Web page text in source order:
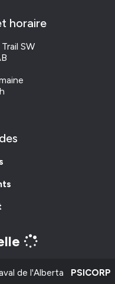
horaire
SW
de l'Alberta PSICORP